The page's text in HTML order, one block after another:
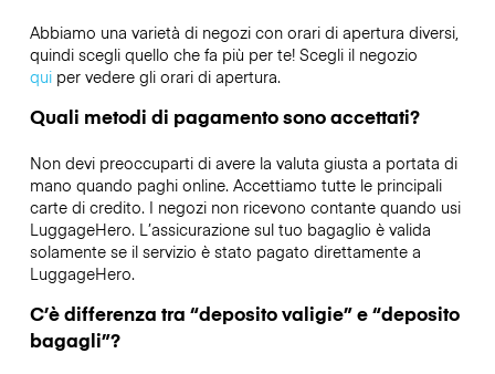
Abbiamo una varietà di negozi con orari di apertura diversi,
quindi scegli quello che fa più per te! Scegli il negozio
quiper vedere gli orari di apertura.
Quali metodi di pagamento sono accettati?
Non devi preoccuparti di avere la valuta giusta a portata di
mano quando paghi online. Accettiamo tutte le principali
carte di credito. I negozi non ricevono contante quando usi
LuggageHero. L’assicurazione sul tuo bagaglio è valida
solamente se il servizio è stato pagato direttamente a
LuggageHero.
C’è differenza tra “deposito valigie” e “deposito
bagagli”?